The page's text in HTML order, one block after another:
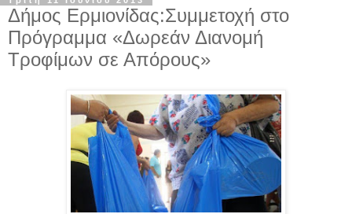
Δήμος Ερμιονίδας:Συμμετοχή στο
Πρόγραμμα «Δωρεάν Διανομή
Τροφίμων σε Απόρους»